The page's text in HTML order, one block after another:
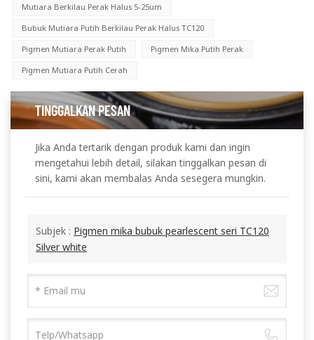
Mutiara Berkilau Perak Halus 5-25um
Bubuk Mutiara Putih Berkilau Perak Halus TC120
Pigmen Mutiara Perak Putih
Pigmen Mika Putih Perak
Pigmen Mutiara Putih Cerah
TINGGALKAN PESAN
Jika Anda tertarik dengan produk kami dan ingin
mengetahui lebih detail, silakan tinggalkan pesan di
sini, kami akan membalas Anda sesegera mungkin.
Subjek : Pigmen mika bubuk pearlescent seri TC120
Silver white